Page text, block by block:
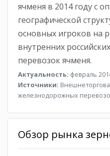
ячменя в 2014 году с
географической
основных игроков на
внутренних
перевозок ячменя.
Актуальность: февраль
Источники:
железнодорожных
Обзор рынка